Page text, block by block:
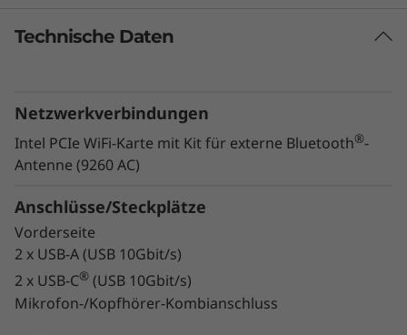
Unschlagbare Leistung
Technische Daten
Netzwerkverbindungen
Intel PCIe WiFi-Karte mit Kit für externe Bluetooth®-
Antenne (9260 AC)
Anschlüsse/Steckplätze
Vorderseite
2 x USB-A (USB 10Gbit/s)
2 x USB-C® (USB 10Gbit/s)
Mikrofon-/Kopfhörer-Kombianschluss